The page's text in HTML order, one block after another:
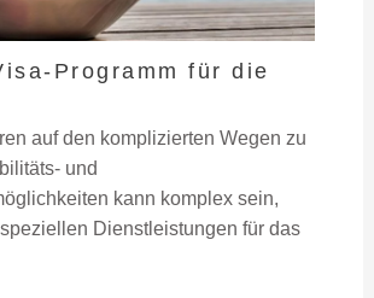
Programm für die
auf den komplizierten Wegen zu
und
kann komplex sein,
Dienstleistungen für das